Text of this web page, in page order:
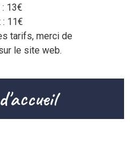
13€
: 11€
tarifs, merci de
le site web.